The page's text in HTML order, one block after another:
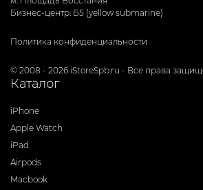
Бизнес-центр: Б5 (yellow submarine)
Политика конфиденциальности
© 2008 - 2026 iStoreSpb.ru - Все права
Каталог
iPhone
Apple Watch
iPad
Airpods
Macbook